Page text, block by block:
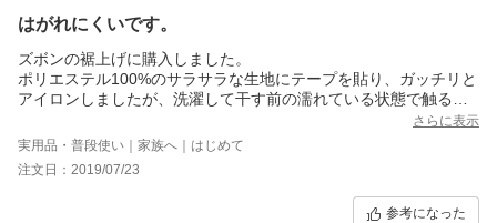
はがれにくいです。
ズボンの裾上げに購入しました。
ポリエステル100%のサラサラな生地にテープを貼り、ガッチリと
アイロンしましたが、洗濯して干す前の濡れている状態で触ると
触らなければ剥がれてきません。
ポリエステル80%、綿20%の生地で使うと、洗濯してもガッチリ
固定されていて、引っ張っても剥がれませんでした。
夏のズボンの裾上げに使いましたが、白色は目立たず、良かった
さらに表示
実用品・普段使い｜家族へ｜はじめて
注文日：2019/07/23
参考になった